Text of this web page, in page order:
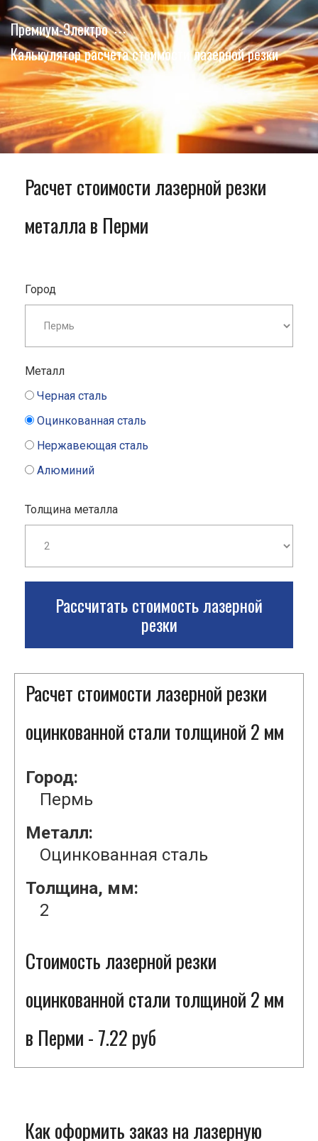
Премиум-Электро
Калькулятор расчета стоимости лазерной резки
Расчет стоимости лазерной резки
металла в Перми
Город
Металл
Черная сталь
Оцинкованная сталь
Нержавеющая сталь
Алюминий
Толщина металла
Рассчитать стоимость лазерной
резки
Расчет стоимости лазерной резки
оцинкованной стали толщиной 2 мм
Город:
Пермь
Металл:
Оцинкованная сталь
Толщина, мм:
2
Стоимость лазерной резки
оцинкованной стали толщиной 2 мм
в Перми - 7.22 руб
Как оформить заказ на лазерную